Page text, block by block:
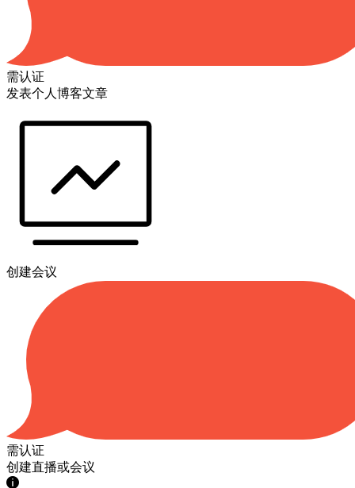
需认证
发表个人博客文章
创建会议
需认证
创建直播或会议